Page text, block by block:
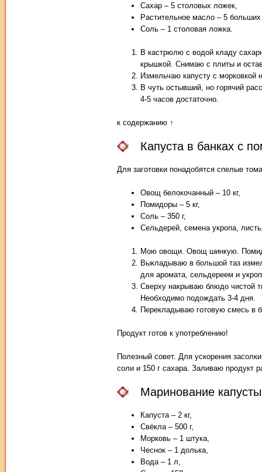
Сахар – 5 столовых ложек,
Растительное масло – 5
Соль – 1 столовая ложка.
В кастрюлю с водой кладу
крышкой. Снимаю с плиты и
Измельчаю капусту с
В чуть остывший, но горячий
4-5 часов достаточно.
к содержанию ↑
Капуста в банках с
Для заготовки понадобятся спелые
Овощ белокочанный – 10 кг,
Помидоры – 5 кг,
Соль – 350 г,
Сельдерей, семена укропа,
Мою овощи. Овощ шинкую.
Выкладываю в большой таз
для аромата, сельдереем и
Сверху накрываю блюдо чистой
Необходимо подождать 3-4 дня.
Перекладываю готовую смесь в
Продукт готов к употреблению!
Полезный совет. Для ускорения
соли и 150 г сахара. Заливаю продукт
Маринование
Капуста – 2 кг,
Свёкла – 500 г,
Морковь – 1 штука,
Чеснок – 1 долька,
Вода – 1 л,